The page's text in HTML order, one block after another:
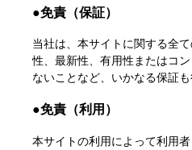
●免責（保証）
当社は、本サイトに関する全
性、最新性、有用性またはコ
ないことなど、いかなる保証も
●免責（利用）
本サイトの利用によって利用